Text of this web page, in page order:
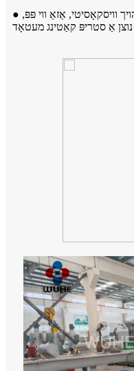
● פֿאַר עטלעכע מאַטעריאַלן מיט הויך וויסקאָסיטי, אַזאַ ווי פּפּ,